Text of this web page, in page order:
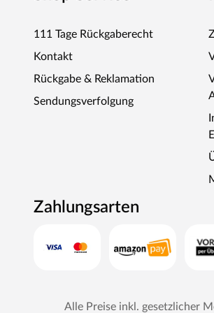
Timeless Living– stilvoll
Zeitlose Einrichtung für Wohn- und
für den Innenbereich. Mit einem
Hersteller stilvolle Lösungen für ein
Wandtische, Schreibtischlösungen
Materialien, lange Lebensdauer
steht Timeless Living für ein starkes
111 Tage Rückgaberecht
Kontakt
Rückgabe & Reklamation
Sendungsverfolgung
Zahlungsarten
Alle Preise inkl. gesetzlicher